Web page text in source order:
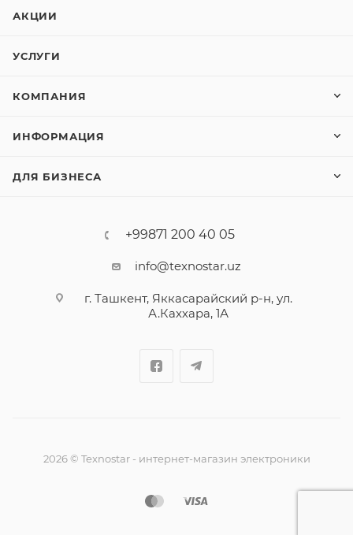
АКЦИИ
УСЛУГИ
КОМПАНИЯ
ИНФОРМАЦИЯ
ДЛЯ БИЗНЕСА
+99871 200 40 05
info@texnostar.uz
г. Ташкент, Яккасарайский р-н, ул.
А.Каххара, 1А
2026© Texnostar - интернет-магазин электроники